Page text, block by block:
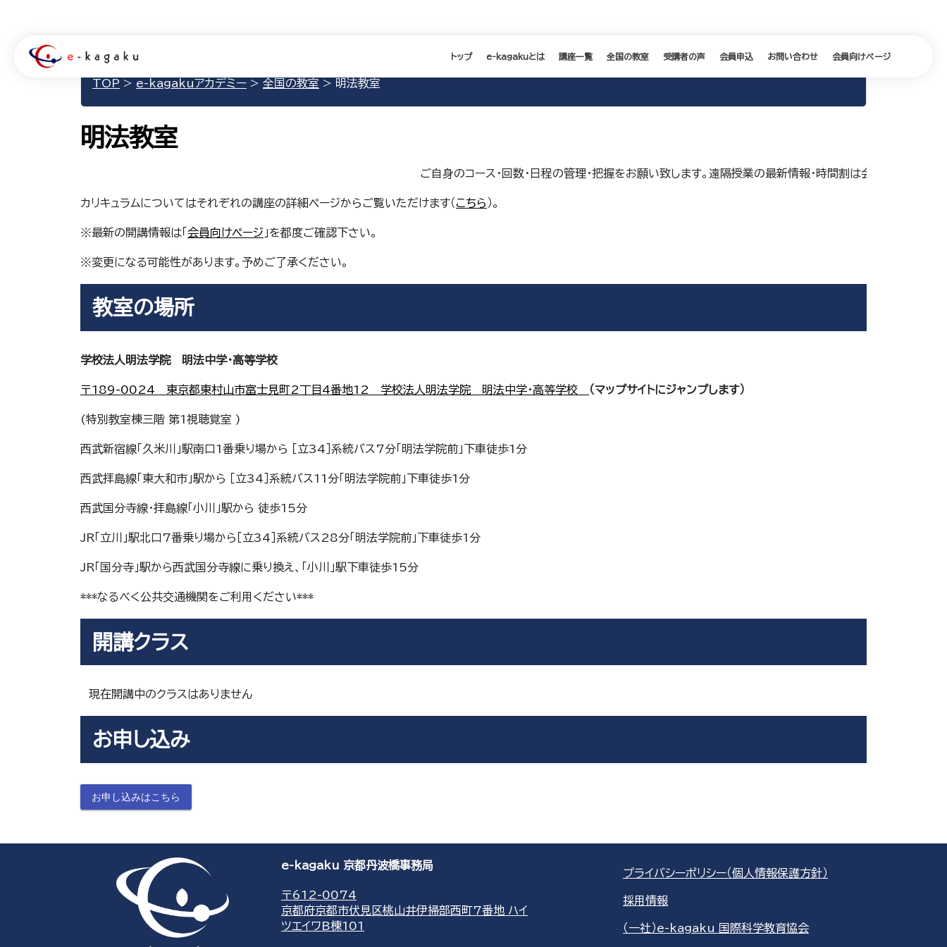
トップ e-kagakuとは 講座一覧 全国の教室 受講者の声 会員申込 お問い合わせ 会員向けページ
TOP > e-kagakuアカデミー > 全国の教室 > 明法教室
明法教室
ご自身のコース・回数・日程の管理・把握をお願い致します。遠隔授業の最新情報・時間割は会員向けページ
カリキュラムについてはそれぞれの講座の詳細ページからご覧いただけます（ こちら ）。
※最新の開講情報は「 会員向けページ 」を都度ご確認下さい。
※変更になる可能性があります。予めご了承ください。
教室の場所
学校法人明法学院 明法中学・高等学校
〒189-0024 東京都東村山市富士見町2丁目4番地12 学校法人明法学院 明法中学・高等学校 （マップサイトにジャンプします）
(特別教室棟三階 第1視聴覚室 )
西武新宿線「久米川」駅南口1番乗り場から ［立34］系統バス7分「明法学院前」下車徒歩1分
西武拝島線「東大和市」駅から ［立34］系統バス11分「明法学院前」下車徒歩1分
西武国分寺線・拝島線「小川」駅から 徒歩15分
JR「立川」駅北口7番乗り場から［立34］系統バス28分「明法学院前」下車徒歩1分
JR「国分寺」駅から西武国分寺線に乗り換え、「小川」駅下車徒歩15分
***なるべく公共交通機関をご利用ください***
開講クラス
現在開講中のクラスはありません
お申し込み
お申し込みはこちら
e-kagaku 京都丹波橋事務局
〒612-0074
京都府京都市伏見区桃山井伊掃部西町7番地 ハイ
ツエイワB棟101
プライバシーポリシー（個人情報保護方針）
採用情報
（一社）e-kagaku 国際科学教育協会